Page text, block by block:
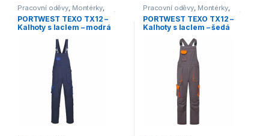
Pracovní oděvy, Montérky,
Kalhoty,Lacl ,Outdoor a volný
čas,Oděvy, Kalhoty
PORTWEST TEXO TX12 –
Kalhoty s laclem – modrá
Pracovní oděvy, Montérky,
Kalhoty,Lacl ,Outdoor a volný
čas,Oděvy, Kalhoty
PORTWEST TEXO TX12 –
Kalhoty s laclem – šedá